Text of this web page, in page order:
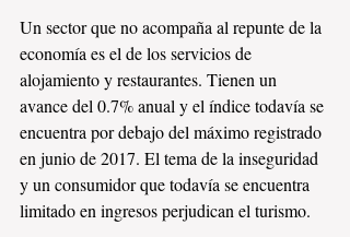
Un sector que no acompaña al repunte de la
economía es el de los servicios de
alojamiento y restaurantes. Tienen un
avance del 0.7% anual y el índice todavía se
encuentra por debajo del máximo registrado
en junio de 2017. El tema de la inseguridad
y un consumidor que todavía se encuentra
limitado en ingresos perjudican el turismo.